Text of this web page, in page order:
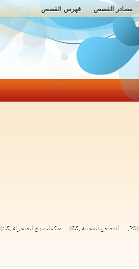
مصادر القصص فهرس القصص
(25) القصص العجيبة (66) حكايات من الصحراء (46)